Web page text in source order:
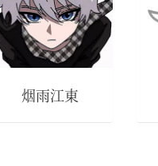
烟雨江東